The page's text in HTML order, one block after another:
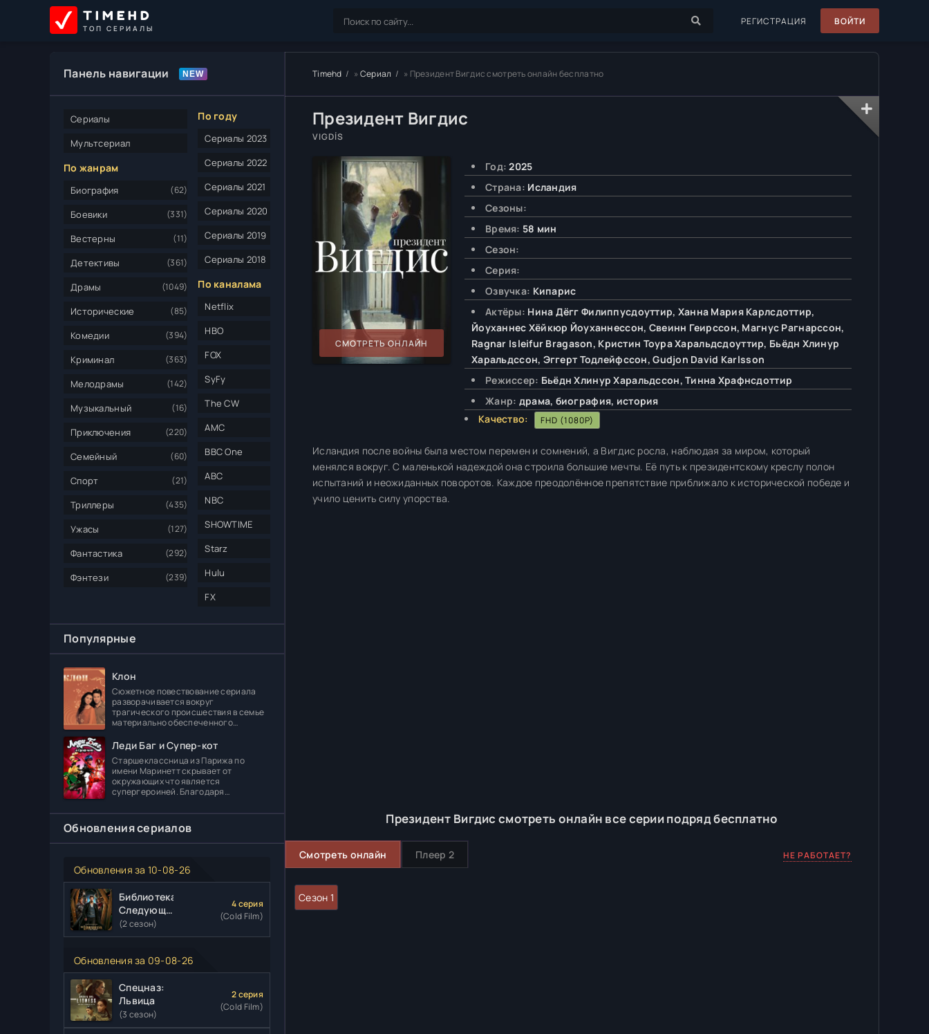
TIMEHD
ТОП СЕРИАЛЫ
РЕГИСТРАЦИЯ ВОЙТИ
Панель навигации
Сериалы
Мультсериал
По жанрам
Биография (62)
Боевики (331)
Вестерны (11)
Детективы (361)
Драмы (1049)
Исторические (85)
Комедии (394)
Криминал (363)
Мелодрамы (142)
Музыкальный (16)
Приключения (220)
Семейный (60)
Спорт (21)
Триллеры (435)
Ужасы (127)
Фантастика (292)
Фэнтези (239)
По году
Сериалы 2023
Сериалы 2022
Сериалы 2021
Сериалы 2020
Сериалы 2019
Сериалы 2018
По каналама
Netflix
HBO
FOX
SyFy
The CW
AMC
BBC One
ABC
NBC
SHOWTIME
Starz
Hulu
FX
Популярные
Клон
Сюжетное повествование сериала
разворачивается вокруг
трагического происшествия в семье
материально обеспеченного
Ферраса. Дело в том, что его отпрыск
Диога погибает в
Леди Баг и Супер-кот
Старшеклассница из Парижа по
имени Маринетт скрывает от
окружающих что является
супергероиней. Благодаря
создавать различные вещи. В школе
Обновления сериалов
Обновления за 10-08-26
Библиотекари:
Следующая
глава
(2 сезон)
4 серия
(Cold Film)
Обновления за 09-08-26
Спецназ:
Львица
(3 сезон)
2 серия
(Cold Film)
Timehd »Сериал » Президент Вигдис смотреть онлайн бесплатно
Президент Вигдис
VIGDÍS
СМОТРЕТЬ ОНЛАЙН
Год: 2025
Страна: Исландия
Сезоны:
Время: 58 мин
Сезон:
Серия:
Озвучка: Кипарис
Актёры: Нина Дёгг Филиппусдоуттир, Ханна Мария Карлсдоттир,
Йоуханнес Хёйкюр Йоуханнессон, Свеинн Геирссон, Магнус Рагнарссон,
Ragnar Isleifur Bragason, Кристин Тоура Харальдсдоуттир, Бьёдн Хлинур
Харальдссон, Эггерт Тодлейфссон, Gudjon David Karlsson
Режиссер: Бьёдн Хлинур Харальдссон, Тинна Храфнсдоттир
Жанр: драма, биография, история
Качество:
FHD (1080P)
Исландия после войны была местом перемен и сомнений, а Вигдис росла, наблюдая за миром, который
менялся вокруг. С маленькой надеждой она строила большие мечты. Её путь к президентскому креслу полон
испытаний и неожиданных поворотов. Каждое преодолённое препятствие приближало к исторической победе и
учило ценить силу упорства.
Президент Вигдис смотреть онлайн все серии подряд бесплатно
Смотреть онлайн Плеер 2 НЕ РАБОТАЕТ?
Сезон 1